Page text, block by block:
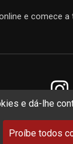
e dá-lhe
Proíbe todos
e comece a
Tous droits
sur mesurepar